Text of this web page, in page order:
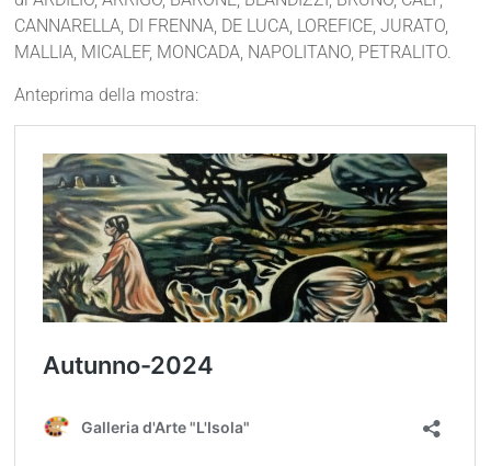
CANNARELLA, DI FRENNA, DE LUCA, LOREFICE, JURATO,
MALLIA, MICALEF, MONCADA, NAPOLITANO, PETRALITO.
Anteprima della mostra: